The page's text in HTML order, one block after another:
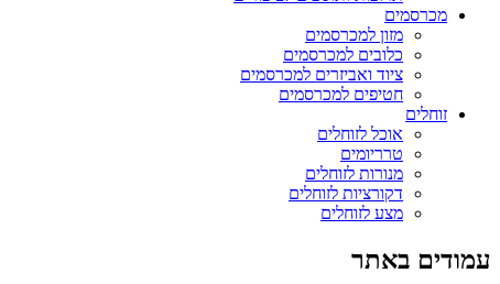
מכרסמים
מזון למכרסמים
כלובים למכרסמים
ציוד ואביזרים למכרסמים
חטיפים למכרסמים
זוחלים
אוכל לזוחלים
טרריומים
מנורות לזוחלים
דקורציות לזוחלים
מצע לזוחלים
עמודים באתר